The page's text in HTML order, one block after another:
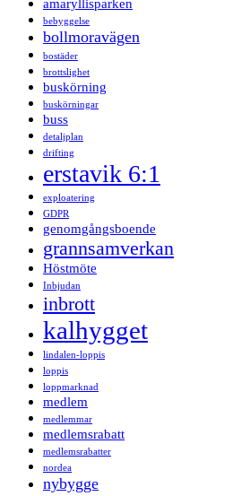
amaryllisparken
bebyggelse
bollmoravägen
bostäder
brottslighet
buskörning
buskörningar
buss
detaljplan
drifting
erstavik 6:1
exploatering
GDPR
genomgångsboende
grannsamverkan
Höstmöte
Inbjudan
inbrott
kalhygget
lindalen-loppis
loppis
loppmarknad
medlem
medlemmar
medlemsrabatt
medlemsrabatter
nordea
nybygge